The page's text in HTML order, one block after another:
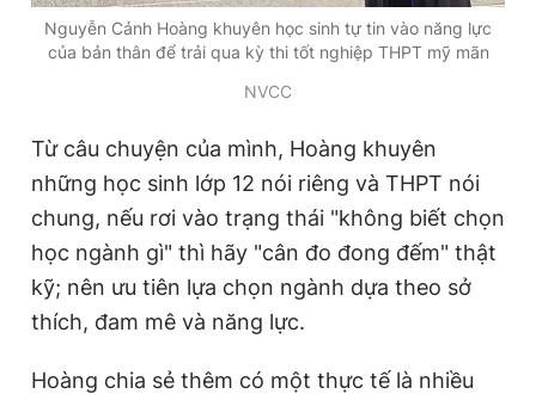
Nguyễn Cảnh Hoàng khuyên học sinh tự tin vào năng lực
của bản thân để trải qua kỳ thi tốt nghiệp THPT mỹ mãn
NVCC
Từ câu chuyện của mình, Hoàng khuyên
những học sinh lớp 12 nói riêng và THPT nói
chung, nếu rơi vào trạng thái "không biết chọn
học ngành gì" thì hãy "cân đo đong đếm" thật
kỹ; nên ưu tiên lựa chọn ngành dựa theo sở
thích, đam mê và năng lực.
Hoàng chia sẻ thêm có một thực tế là nhiều